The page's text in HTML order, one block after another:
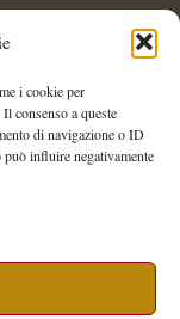
i cookie per
consenso a queste
di navigazione o ID
influire negativamente